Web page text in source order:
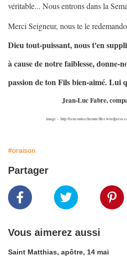
véritable... Nous entrons dans la
Merci Seigneur, nous te le
Dieu tout-puissant, nous t'en
à cause de notre faiblesse, donne-
passion de ton Fils bien-aimé. Lui
Jean-Luc Fabre,
image - http://
#oraison
Partager
Vous aimerez aussi
Saint Matthias, apôtre, 14 mai